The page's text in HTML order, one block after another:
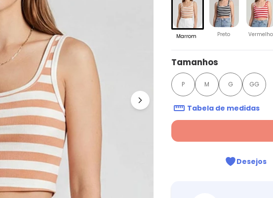
Marrom Preto Vermelho
Tamanhos
P M G GG
Tabela de medidas
Desejos